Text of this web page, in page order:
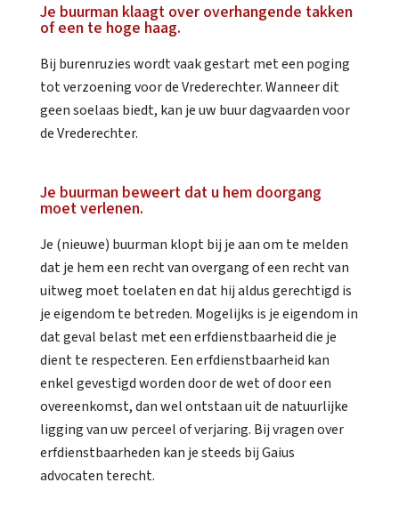
Je buurman klaagt over overhangende takken
of een te hoge haag.
Bij burenruzies wordt vaak gestart met een poging
tot verzoening voor de Vrederechter. Wanneer dit
geen soelaas biedt, kan je uw buur dagvaarden voor
de Vrederechter.
Je buurman beweert dat u hem doorgang
moet verlenen.
Je (nieuwe) buurman klopt bij je aan om te melden
dat je hem een recht van overgang of een recht van
uitweg moet toelaten en dat hij aldus gerechtigd is
je eigendom te betreden. Mogelijks is je eigendom in
dat geval belast met een erfdienstbaarheid die je
dient te respecteren. Een erfdienstbaarheid kan
enkel gevestigd worden door de wet of door een
overeenkomst, dan wel ontstaan uit de natuurlijke
ligging van uw perceel of verjaring. Bij vragen over
erfdienstbaarheden kan je steeds bij Gaius
advocaten terecht.